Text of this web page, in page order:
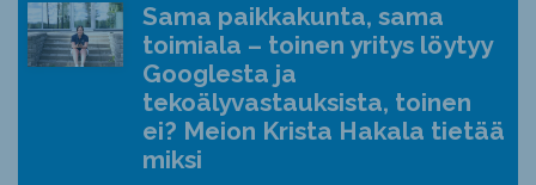
Sama paikkakunta, sama
toimiala – toinen yritys löytyy
Googlesta ja
tekoälyvastauksista, toinen
ei? Meion Krista Hakala tietää
miksi